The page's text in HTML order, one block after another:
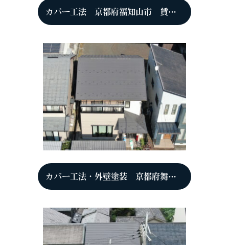
カバー工法 京都府福知山市 賃貸アパート
カバー工法・外壁塗装 京都府舞鶴市 K様